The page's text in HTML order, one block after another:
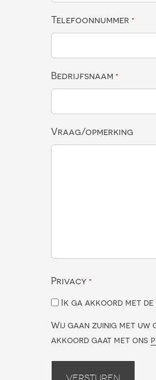
Telefoonnummer *
Bedrijfsnaam *
Vraag/opmerking
Privacy *
Ik ga akkoord met
Wij gaan zuinig met
akkoord gaat met ons